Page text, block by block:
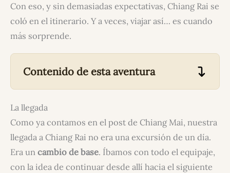
Con eso, y sin demasiadas expectativas, Chiang Rai se
coló en el itinerario. Y a veces, viajar así… es cuando
más sorprende.
Contenido de esta aventura
La llegada
Como ya contamos en el post de Chiang Mai, nuestra
llegada a Chiang Rai no era una excursión de un día.
Era uncambio de base. Íbamos con todo el equipaje,
con la idea de continuar desde allí hacia el siguiente